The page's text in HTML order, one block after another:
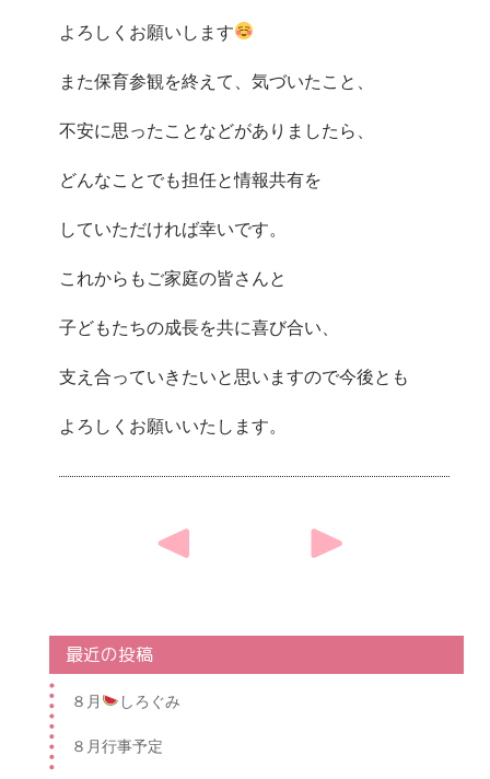
よろしくお願いします
また保育参観を終えて、気づいたこと、
不安に思ったことなどがありましたら、
どんなことでも担任と情報共有を
していただければ幸いです。
これからもご家庭の皆さんと
子どもたちの成長を共に喜び合い、
支え合っていきたいと 思いますので今後とも
よろしくお願いいたします。
navigation
最近の投稿
８月 しろぐみ
８月行事予定